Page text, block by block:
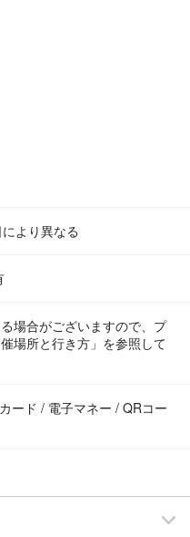
より異なる
場合がございますので、プ
場所と行き方」を参照して
ード / 電子マネー / QRコー